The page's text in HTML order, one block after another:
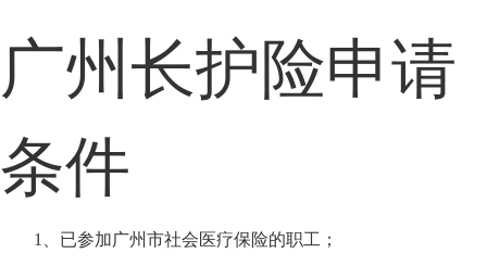
广州长护险申请
条件
1、已参加广州市社会医疗保险的职工；